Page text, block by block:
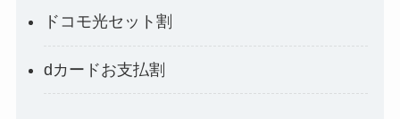
ドコモ光セット割
dカードお支払割